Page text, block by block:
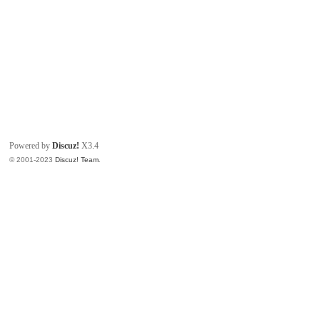
Powered byDiscuz! X3.4
© 2001-2023Discuz! Team